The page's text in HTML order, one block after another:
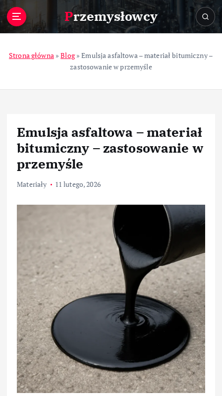
Przemysłowcy
Strona główna»Blog»Emulsja asfaltowa – materiał bitumiczny –
zastosowanie w przemyśle
Emulsja asfaltowa – materiał
bitumiczny – zastosowanie w
przemyśle
Materiały 11 lutego, 2026